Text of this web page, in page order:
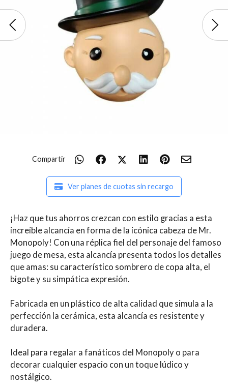
Compartir
Ver planes de cuotas sin recargo
¡Haz que tus ahorros crezcan con estilo gracias a esta
increíble alcancía en forma de la icónica cabeza de Mr.
Monopoly! Con una réplica fiel del personaje del famoso
juego de mesa, esta alcancía presenta todos los detalles
que amas: su característico sombrero de copa alta, el
bigote y su simpática expresión.
Fabricada en un plástico de alta calidad que simula a la
perfección la cerámica, esta alcancía es resistente y
duradera.
Ideal para regalar a fanáticos del Monopoly o para
decorar cualquier espacio con un toque lúdico y
nostálgico.